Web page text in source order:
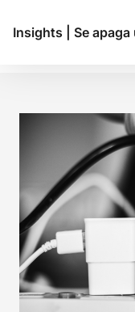
Insights Se apaga